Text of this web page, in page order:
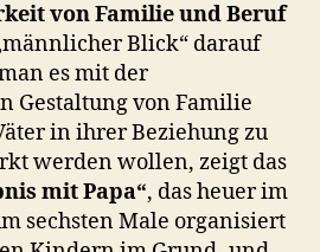
von Familie und Beruf
Blick“ darauf
es mit der
Gestaltung von Familie
in ihrer Beziehung zu
werden wollen, zeigt das
mit Papa“, das heuer im
sechsten Male organisiert